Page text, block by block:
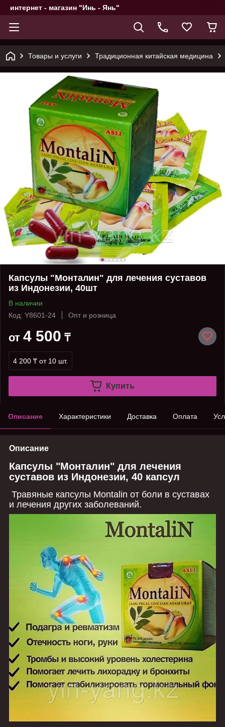
интернет - магазин "Инь - Янь"
Товары и услуги Традиционная китайская медицина
Капсулы "Монталин" для лечения суставов
из Индонезии, 40шт
В наличии
Код: Y8601-24
Опт и розница
от 4 500 ₸
4 200 ₸ от 10 шт.
Купить
Описание Характеристики Доставка Оплата
Описание
Капсулы "Монталин" для лечения
суставов из Индонезии, 40 капсул
Травяные капсулы Montalin от боли в суставах
и лечения других заболеваний.